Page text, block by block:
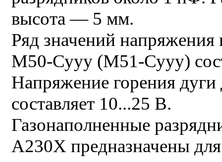
высота — 5 мм.
Ряд значений напряжения
М50-Сууу (М51-Сууу)
Напряжение горения дуги
составляет 10...25 В.
Газонаполненные
А230Х предназначены